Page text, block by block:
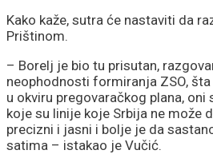
Kako kaže, sutra će nastaviti da
Prištinom.
– Borelj je bio tu prisutan,
neophodnosti formiranja ZSO,
u okviru pregovaračkog plana, oni
koje su linije koje Srbija ne može
precizni i jasni i bolje je da
satima – istakao je Vučić.